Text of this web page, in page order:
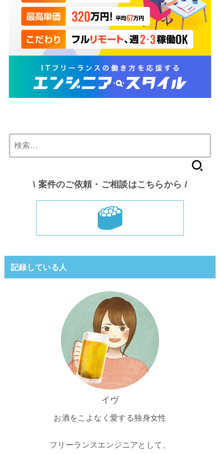
索:
\ 案件のご依頼・ご相談はこちらから /
記録している人
イヴ
お酒をこよなく愛する独身女性
フリーランスエンジニアとして、